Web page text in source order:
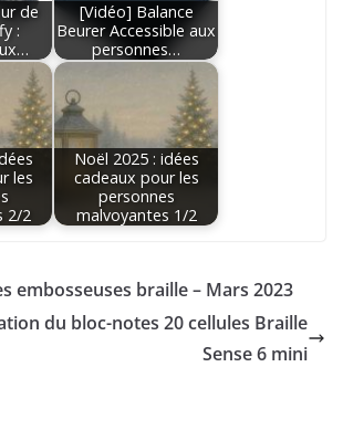
de
:
[Vidéo] Balance
Beurer Accessible aux
personnes…
les
2/2
Noël 2025 : idées
cadeaux pour les
personnes
malvoyantes 1/2
embosseuses braille – Mars 2023
du bloc-notes 20 cellules Braille
Sense 6 mini